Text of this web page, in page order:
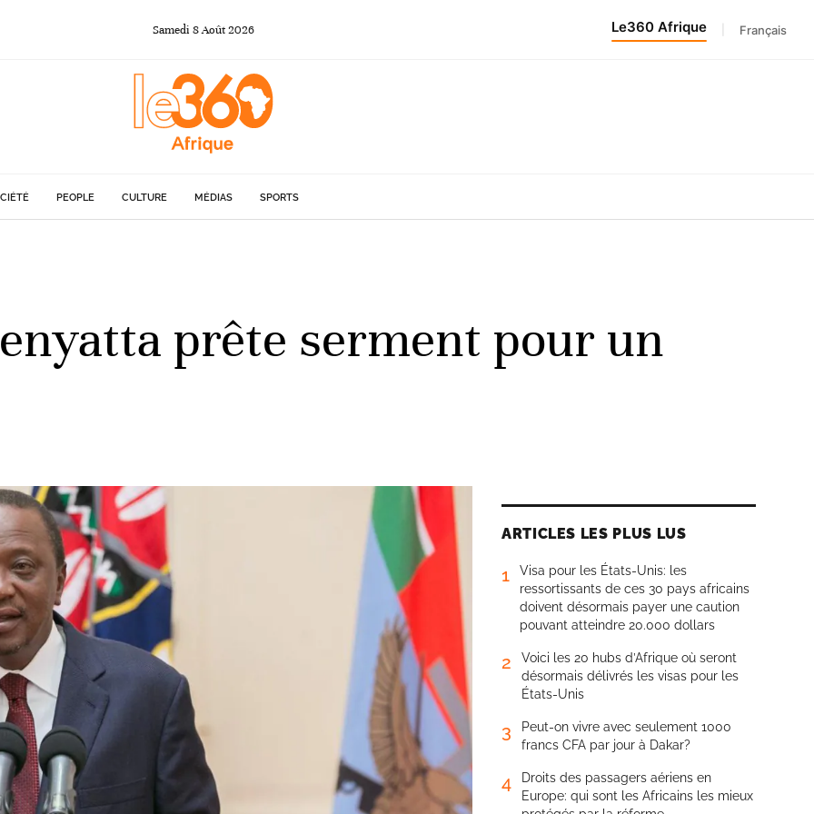
Samedi 8Août2026 Le360 Afrique Français
PEOPLE CULTURE MÉDIAS SPORTS
prête serment pour un
ARTICLES LES PLUS LUS
1
Visa pour les États-Unis: les
ressortissants de ces 30 pays africains
doivent désormais payer une caution
pouvant atteindre 20.000 dollars
2
Voici les 20 hubs d’Afrique où seront
désormais délivrés les visas pour les
États-Unis
3
Peut-on vivre avec seulement 1000
francs CFA par jour à Dakar?
4
Droits des passagers aériens en
Europe: qui sont les Africains les mieux